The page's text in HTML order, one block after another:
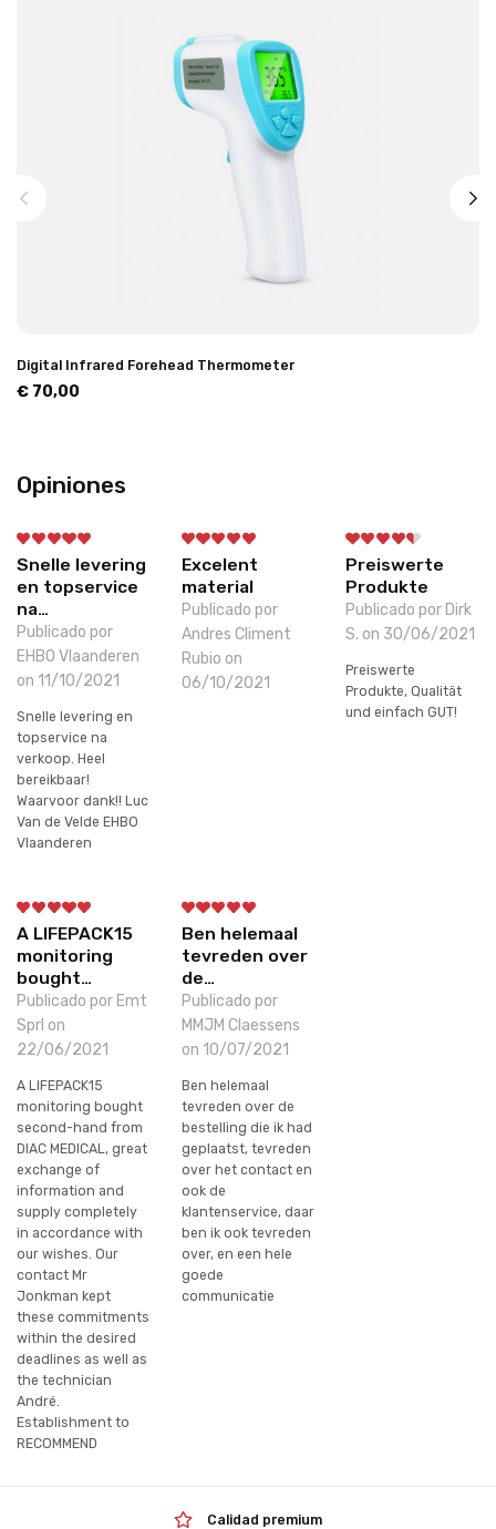
Digital Infrared Forehead Thermometer
€ 70,00
Opiniones
Snelle levering
en topservice
na…
Publicado por
EHBO Vlaanderen
on 11/10/2021
Snelle levering en
topservice na
verkoop. Heel
bereikbaar!
Waarvoor dank!! Luc
Van de Velde EHBO
Vlaanderen
Excelent
material
Publicado por
Andres Climent
Rubio on
06/10/2021
Preiswerte
Produkte
Publicado por Dirk
S. on 30/06/2021
Preiswerte
Produkte, Qualität
und einfach GUT!
A LIFEPACK15
monitoring
bought…
Publicado por Emt
Sprl on
22/06/2021
A LIFEPACK15
monitoring bought
second-hand from
DIAC MEDICAL, great
exchange of
information and
supply completely
in accordance with
our wishes. Our
contact Mr
Jonkman kept
these commitments
within the desired
deadlines as well as
the technician
André.
Establishment to
RECOMMEND
Ben helemaal
tevreden over
de…
Publicado por
MMJM Claessens
on 10/07/2021
Ben helemaal
tevreden over de
bestelling die ik had
geplaatst, tevreden
over het contact en
ook de
klantenservice, daar
ben ik ook tevreden
over, en een hele
goede
communicatie
Calidad premium